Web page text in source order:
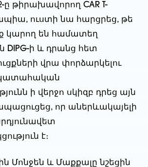
ը թիրախավորող CAR T-
ուստի նա հարցրեց, թե
կարող են համատեղ
DIPG-ի և դրանց հետ
վրա փորձարկելու
պատահական
ի վերջո սկիզբ դրեց այն
որ աներևակայելի
է։
Մոնջեն և Մաքքալը նշեցին